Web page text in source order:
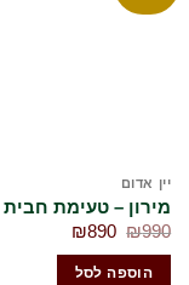
יין אדום
מירון – טעימת חבית 2017
₪990
המחיר
היה:
₪890
הוספה לסל